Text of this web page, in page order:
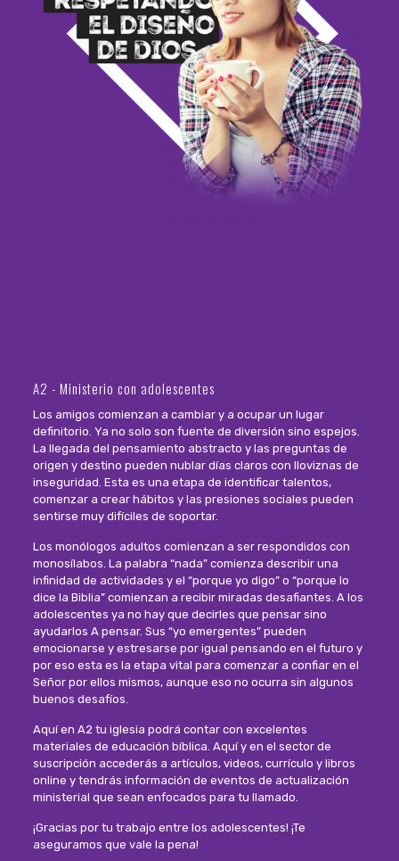
A2 - Ministerio con adolescentes
Los amigos comienzan a cambiar y a ocupar un lugar
definitorio. Ya no solo son fuente de diversión sino espejos.
La llegada del pensamiento abstracto y las preguntas de
origen y destino pueden nublar días claros con lloviznas de
inseguridad. Esta es una etapa de identificar talentos,
comenzar a crear hábitos y las presiones sociales pueden
sentirse muy difíciles de soportar.
Los monólogos adultos comienzan a ser respondidos con
monosílabos. La palabra “nada” comienza describir una
infinidad de actividades y el “porque yo digo” o “porque lo
dice la Biblia” comienzan a recibir miradas desafiantes. A los
adolescentes ya no hay que decirles que pensar sino
ayudarlos A pensar. Sus “yo emergentes” pueden
emocionarse y estresarse por igual pensando en el futuro y
por eso esta es la etapa vital para comenzar a confiar en el
Señor por ellos mismos, aunque eso no ocurra sin algunos
buenos desafíos.
Aquí en A2 tu iglesia podrá contar con excelentes
materiales de educación bíblica. Aquí y en el sector de
suscripción accederás a artículos, videos, currículo y libros
online y tendrás información de eventos de actualización
ministerial que sean enfocados para tu llamado.
¡Gracias por tu trabajo entre los adolescentes! ¡Te
aseguramos que vale la pena!